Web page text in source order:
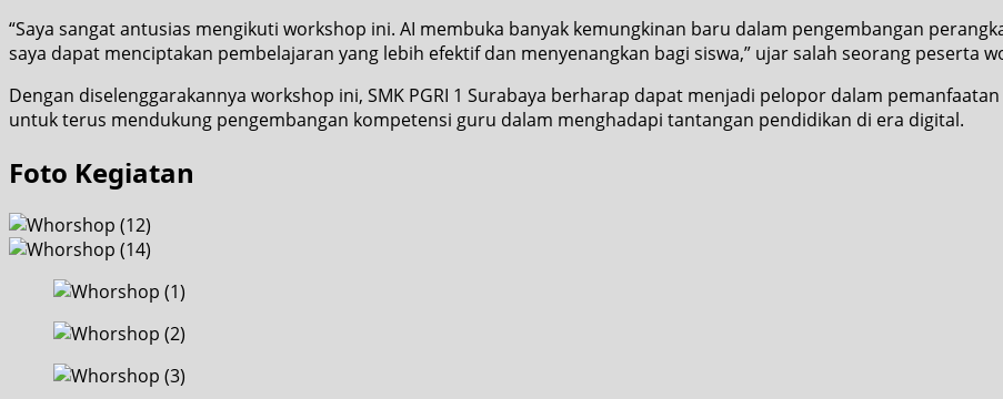
“Saya sangat antusias mengikuti workshop ini. AI membuka banyak kemungkinan baru dalam pengembangan
saya dapat menciptakan pembelajaran yang lebih efektif dan menyenangkan bagi siswa,” ujar salah seorang peserta
Dengan diselenggarakannya workshop ini, SMK PGRI 1 Surabaya berharap dapat menjadi pelopor dalam
untuk terus mendukung pengembangan kompetensi guru dalam menghadapi tantangan pendidikan di era digital.
Foto Kegiatan